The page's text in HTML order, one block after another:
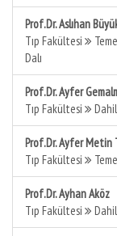
Prof.Dr. Aslıhan
Tıp Fakültesi
Dalı
Prof.Dr. Ayfer
Tıp Fakültesi
Prof.Dr. Ayfer Metin
Tıp Fakültesi
Prof.Dr. Ayhan Aköz
Tıp Fakültesi